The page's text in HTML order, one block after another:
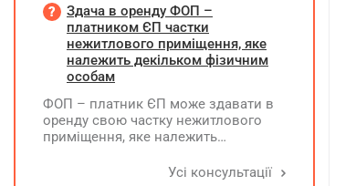
одна дитина загинула. Як надалі
правильно застосовувати ПСП?
Працівниця має подати нову заяву
на застосування ПСП?
Здача в оренду ФОП –
платником ЄП частки
нежитлового приміщення, яке
належить декільком фізичним
особам
ФОП – платник ЄП може здавати в
оренду свою частку нежитлового
приміщення, яке належить
власності із поділом на частки
Усі консультації